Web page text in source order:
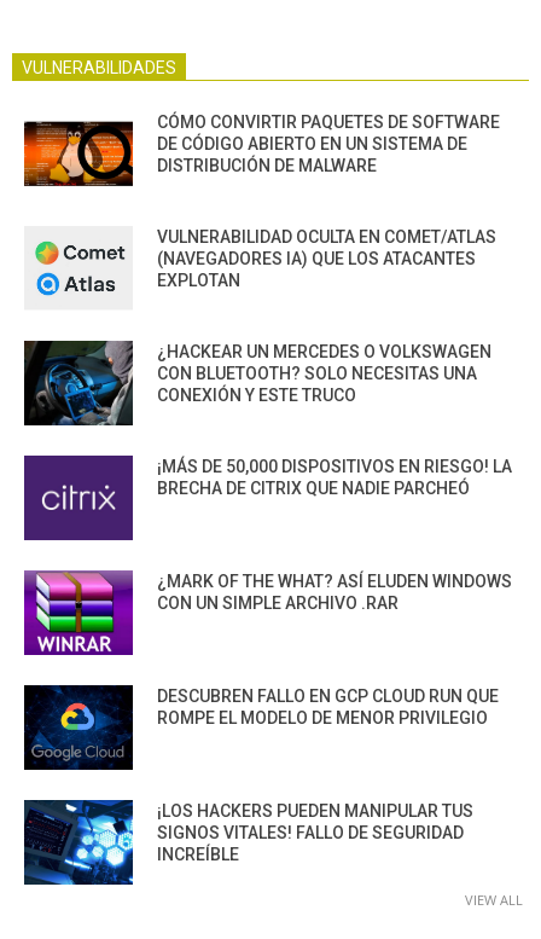
VULNERABILIDADES
CÓMO CONVIRTIR PAQUETES DE SOFTWARE
DE CÓDIGO ABIERTO EN UN SISTEMA DE
DISTRIBUCIÓN DE MALWARE
VULNERABILIDAD OCULTA EN COMET/ATLAS
(NAVEGADORES IA) QUE LOS ATACANTES
EXPLOTAN
¿HACKEAR UN MERCEDES O VOLKSWAGEN
CON BLUETOOTH? SOLO NECESITAS UNA
CONEXIÓN Y ESTE TRUCO
¡MÁS DE 50,000 DISPOSITIVOS EN RIESGO! LA
BRECHA DE CITRIX QUE NADIE PARCHEÓ
¿MARK OF THE WHAT? ASÍ ELUDEN WINDOWS
CON UN SIMPLE ARCHIVO .RAR
DESCUBREN FALLO EN GCP CLOUD RUN QUE
ROMPE EL MODELO DE MENOR PRIVILEGIO
¡LOS HACKERS PUEDEN MANIPULAR TUS
SIGNOS VITALES! FALLO DE SEGURIDAD
INCREÍBLE
VIEW ALL